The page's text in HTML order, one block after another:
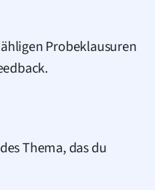
Probeklausuren
Thema, das du